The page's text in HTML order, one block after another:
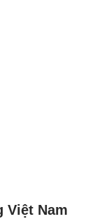
Việt Nam